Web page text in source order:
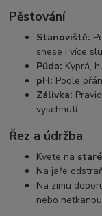
Pěstování
Stanoviště:
snese i více
Půda: Kyprá,
pH: Podle
Zálivka:
vyschnutí
Řez a údržba
Kvete na
Na jaře
Na zimu
nebo